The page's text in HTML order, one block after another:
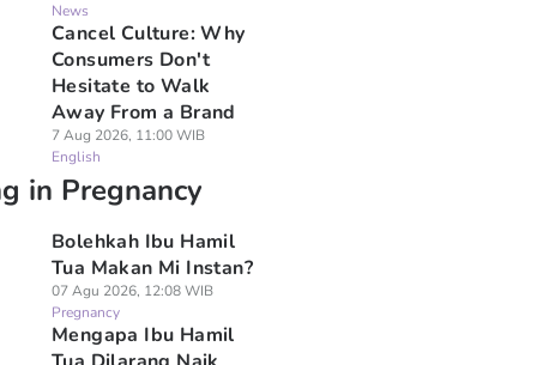
News
Cancel Culture: Why
Consumers Don't
Hesitate to Walk
Away From a Brand
7 Aug 2026, 11:00 WIB
English
in Pregnancy
Bolehkah Ibu Hamil
Tua Makan Mi Instan?
07 Agu 2026, 12:08 WIB
Pregnancy
Mengapa Ibu Hamil